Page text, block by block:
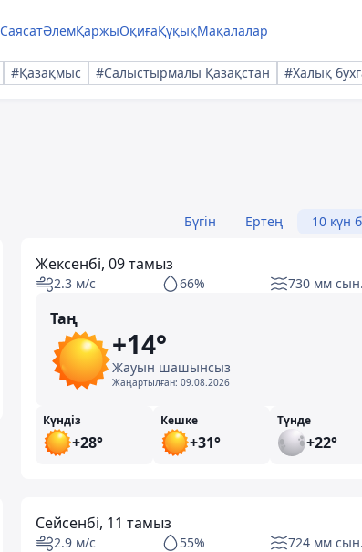
СаясатӘлемҚаржыОқиғаҚұқықМақалалар
#Қазақмыс #Салыстырмалы Қазақстан #Халық
Бүгін Ертең 10 күн
Жексенбі, 09 тамыз
2.3 м/с 66% 730 мм
Таң
+14°
Жауын шашынсыз
Жаңартылған: 09.08.2026
Күндіз
+28°
Кешке
+31°
Түнде
+22°
Сейсенбі, 11 тамыз
2.9 м/с 55% 724 мм